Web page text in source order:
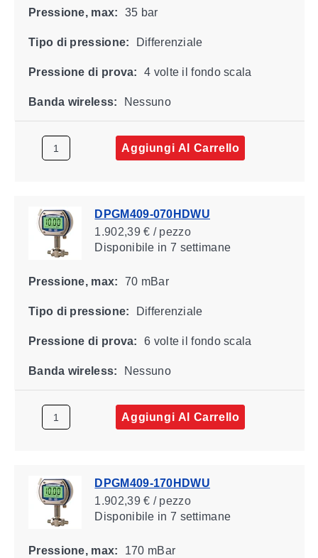
Pressione, max: 35 bar
Tipo di pressione: Differenziale
Pressione di prova: 4 volte il fondo scala
Banda wireless: Nessuno
Aggiungi Al Carrello
DPGM409-070HDWU
1.902,39 € / pezzo
Disponibile in 7 settimane
Pressione, max: 70 mBar
Tipo di pressione: Differenziale
Pressione di prova: 6 volte il fondo scala
Banda wireless: Nessuno
Aggiungi Al Carrello
DPGM409-170HDWU
1.902,39 € / pezzo
Disponibile in 7 settimane
Pressione, max: 170 mBar